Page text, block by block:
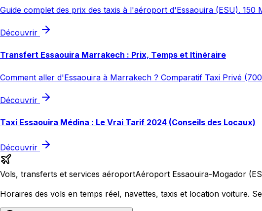
Guide complet des prix des taxis à l'aéroport d'Essaouira (ESU).
Découvrir
Transfert Essaouira Marrakech : Prix, Temps et Itinéraire
Comment aller d'Essaouira à Marrakech ? Comparatif Taxi Privé
Découvrir
Taxi Essaouira Médina : Le Vrai Tarif 2024 (Conseils des Locaux)
Découvrir
Vols, transferts et services aéroportAéroport Essaouira-Mogador
Horaires des vols en temps réel, navettes, taxis et location voiture.